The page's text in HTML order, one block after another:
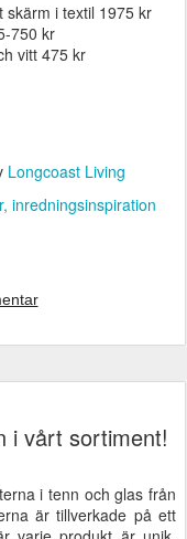
skärm i textil 1975 kr
750 kr
vitt 475 kr
Longcoast Living
inredningsinspiration
i vårt sortiment!
i tenn och glas från
är tillverkade på ett